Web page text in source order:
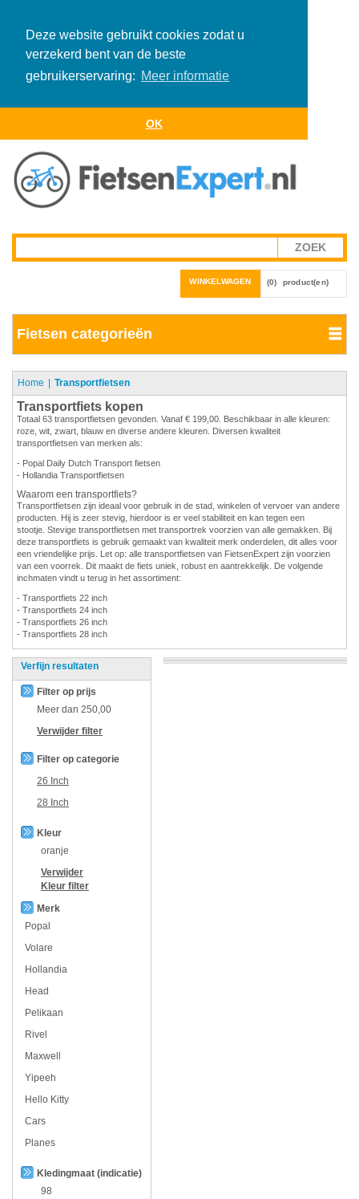
Deze website gebruikt cookies zodat u
verzekerd bent van de beste
gebruikerservaring: Meer informatie
OK
WINKELWAGEN (0) product(en)
Fietsen categorieën
Home Transportfietsen
Transportfiets kopen
Totaal 63 transportfietsen gevonden. Vanaf € 199,00. Beschikbaar in alle kleuren:
roze, wit, zwart, blauw en diverse andere kleuren. Diversen kwaliteit
transportfietsen van merken als:
- Popal Daily Dutch Transport fietsen
- Hollandia Transportfietsen
Waarom een transportfiets?
Transportfietsen zijn ideaal voor gebruik in de stad, winkelen of vervoer van andere
producten. Hij is zeer stevig, hierdoor is er veel stabiliteit en kan tegen een
stootje. Stevige transportfietsen met transportrek voorzien van alle gemakken. Bij
deze transportfiets is gebruik gemaakt van kwaliteit merk onderdelen, dit alles voor
een vriendelijke prijs. Let op: alle transportfietsen van FietsenExpert zijn voorzien
van een voorrek. Dit maakt de fiets uniek, robust en aantrekkelijk. De volgende
inchmaten vindt u terug in het assortiment:
- Transportfiets 22 inch
- Transportfiets 24 inch
- Transportfiets 26 inch
- Transportfiets 28 inch
Verfijn resultaten
Filter op prijs
Meer dan 250,00
Verwijder filter
Filter op categorie
26 Inch
28 Inch
Kleur
oranje
Verwijder
Kleur filter
Merk
Popal
Volare
Hollandia
Head
Pelikaan
Rivel
Maxwell
Yipeeh
Hello Kitty
Cars
Planes
Kledingmaat (indicatie)
98